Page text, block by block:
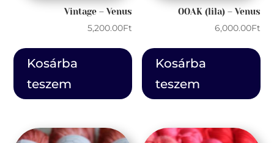
Vintage – Venus
5,200.00Ft
Kosárba
teszem
OOAK (lila) – Venus
6,000.00Ft
Kosárba
teszem